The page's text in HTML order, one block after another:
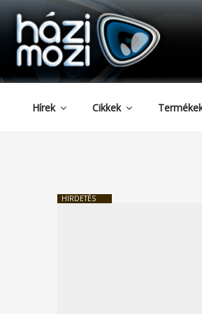
Tartalomhoz
HAZIMOZI
Hírek Cikkek
HIRDETÉS